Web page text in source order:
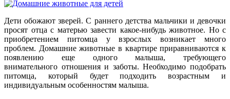
Дети обожают зверей. С раннего детства мальчики и девочки
просят отца с матерью завести какое-нибудь животное. Но с
приобретением питомца у взрослых возникает много
проблем. Домашние животные в квартире приравниваются к
появлению еще одного малыша, требующего
внимательного отношения и заботы. Необходимо подобрать
питомца, который будет подходить возрастным и
индивидуальным особенностям малыша.